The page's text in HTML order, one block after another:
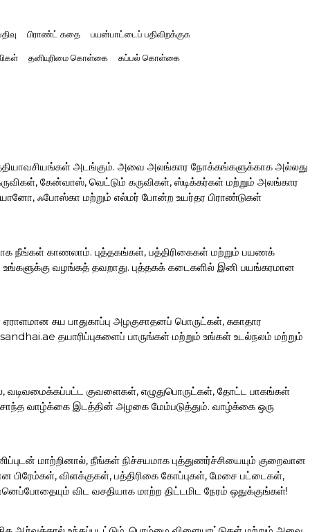
பிராண்ட் கதை பயன்பாட்டைப் பதிவிறக்குக
தனியுரிமை கொள்கை கப்பல் கொள்கை
அடங்கும். அவை அலங்கார நோக்கங்களுக்காக அல்லது
கேன்வாஸ், வெட்டும் கருவிகள், ஸ்டிக்கர்கள் மற்றும் அலங்கார
ஃபோஸ்கா மற்றும் எல்மர் போன்ற உயர்தர பிராண்டுகள்
நீங்கள் காணலாம். புத்தகங்கள், பத்திரிகைகள் மற்றும் பயணக்
உங்களுக்கு வழங்கத் தவறாது. புத்தகக் கடைகளில் இனி பயங்கரமான
சுய பாதுகாப்பு அழகுசாதனப் பொருட்கள், சுகாதார
தயாரிப்புகளைப் பாருங்கள் மற்றும் உங்கள் உடல்நலம் மற்றும்
வடிவமைக்கப்பட்ட குவளைகள், எழுதுபொருட்கள், தோட்ட பாகங்கள்
வாழ்க்கை இடத்தின் அழகை மேம்படுத்தும். வாழ்க்கை ஒரு
மாற்றினால், நீங்கள் நிச்சயமாக புத்துணர்ச்சியையும் குறைவான
விளக்குகள், பத்திரிகை கோப்புகள், மேசை பட்டைகள்,
விட வசதியாக மாற்ற திட்டமிட நேரம் ஒதுக்குங்கள்!